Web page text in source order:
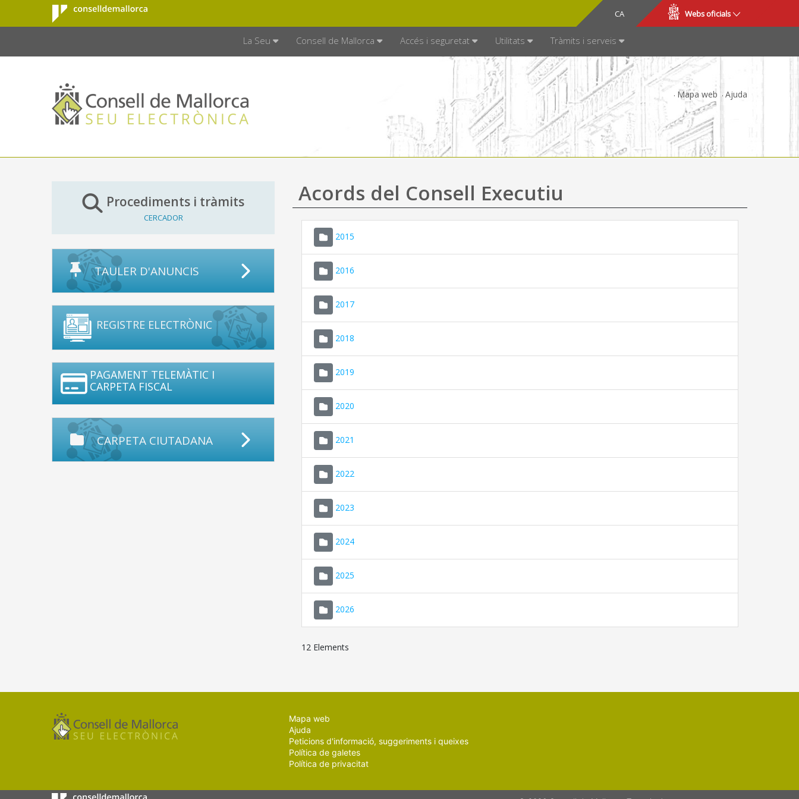
Salta al contingut principal
Consell de
Mallorca
CA
ES Webs oficials
La Seu Consell de Mallorca Accés i seguretat Utilitats Tràmits i serveis
Mapa web Ajuda
Procediments i tràmits
CERCADOR
TAULER D'ANUNCIS
REGISTRE ELECTRÒNIC
PAGAMENT TELEMÀTIC I
CARPETA FISCAL
CARPETA CIUTADANA
Acords del Consell Executiu
2015
2016
2017
2018
2019
2020
2021
2022
2023
2024
2025
2026
12 Elements
Mapa web
Ajuda
Peticions d'informació, suggeriments i queixes
Política de galetes
Política de privacitat